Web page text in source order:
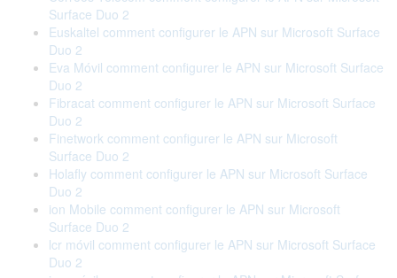
Surface Duo 2
Euskaltel comment configurer le APN sur Microsoft Surface
Duo 2
Eva Móvil comment configurer le APN sur Microsoft Surface
Duo 2
Fibracat comment configurer le APN sur Microsoft Surface
Duo 2
Finetwork comment configurer le APN sur Microsoft
Surface Duo 2
Holafly comment configurer le APN sur Microsoft Surface
Duo 2
ion Mobile comment configurer le APN sur Microsoft
Surface Duo 2
lcr móvil comment configurer le APN sur Microsoft Surface
Duo 2